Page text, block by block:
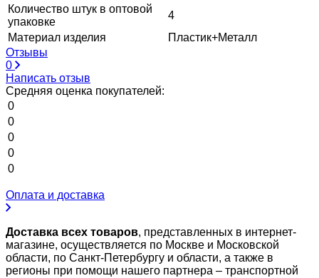
Количество штук в оптовой
упаковке
4
Материал изделия
Пластик+Металл
Отзывы
0
Написать отзыв
Средняя оценка покупателей:
0
0
0
0
0
Оплата и доставка
Доставка всех товаров, представленных в интернет-
магазине, осуществляется по Москве и Московской
области, по Санкт-Петербургу и области, а также в
регионы при помощи нашего партнера – транспортной